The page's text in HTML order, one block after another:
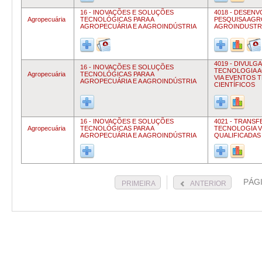
Agropecuária
16 - INOVAÇÕES E SOLUÇÕES
TECNOLÓGICAS PARA A
AGROPECUÁRIA E A AGROINDÚSTRIA
4018 -
PESQUISA
Agropecuária
16 - INOVAÇÕES E SOLUÇÕES
TECNOLÓGICAS PARA A
AGROPECUÁRIA E A AGROINDÚSTRIA
4019 -
TECNOLOGIA
VIA EVENTOS
CIENTÍFICOS
Agropecuária
16 - INOVAÇÕES E SOLUÇÕES
TECNOLÓGICAS PARA A
AGROPECUÁRIA E A AGROINDÚSTRIA
4021 -
TECNOLOGIA
QUALIFICADAS
PRIMEIRA ANTERIOR